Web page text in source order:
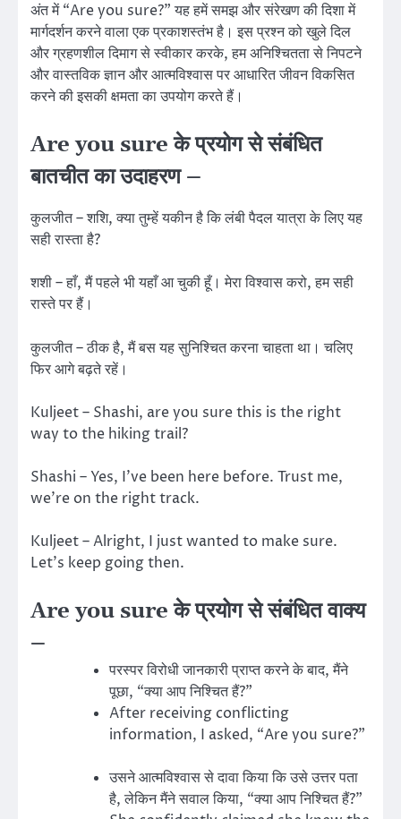
अंत में “Are you sure?” यह हमें समझ और संरेखण की दिशा में
मार्गदर्शन करने वाला एक प्रकाशस्तंभ है। इस प्रश्न को खुले दिल
और ग्रहणशील दिमाग से स्वीकार करके, हम अनिश्चितता से निपटने
और वास्तविक ज्ञान और आत्मविश्वास पर आधारित जीवन विकसित
करने की इसकी क्षमता का उपयोग करते हैं।
Are you sure के प्रयोग से संबंधित
बातचीत का उदाहरण –
कुलजीत – शशि, क्या तुम्हें यकीन है कि लंबी पैदल यात्रा के लिए यह
सही रास्ता है?
शशी – हाँ, मैं पहले भी यहाँ आ चुकी हूँ। मेरा विश्वास करो, हम सही
रास्ते पर हैं।
कुलजीत – ठीक है, मैं बस यह सुनिश्चित करना चाहता था। चलिए
फिर आगे बढ़ते रहें।
Kuljeet – Shashi, are you sure this is the right
way to the hiking trail?
Shashi – Yes, I’ve been here before. Trust me,
we’re on the right track.
Kuljeet – Alright, I just wanted to make sure.
Let’s keep going then.
Are you sure के प्रयोग से संबंधित वाक्य
–
परस्पर विरोधी जानकारी प्राप्त करने के बाद, मैंने
पूछा, “क्या आप निश्चित हैं?”
After receiving conflicting
information, I asked, “Are you sure?”
उसने आत्मविश्वास से दावा किया कि उसे उत्तर पता
है, लेकिन मैंने सवाल किया, “क्या आप निश्चित हैं?”